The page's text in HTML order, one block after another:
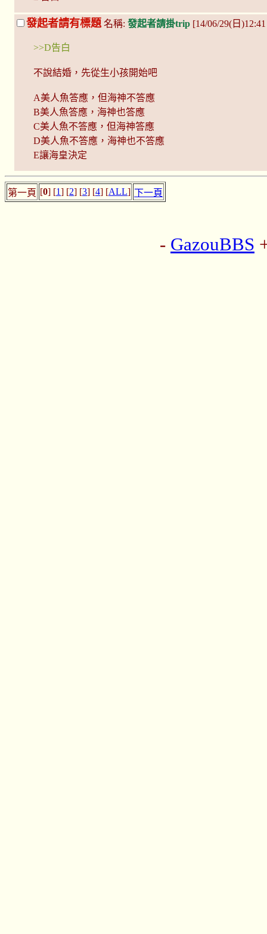
發起者請有標題名稱: 發起者請掛trip [14/06/29(日
>>D告白
不說結婚，先從生小孩開始吧
A美人魚答應，但海神不答應
B美人魚答應，海神也答應
C美人魚不答應，但海神答應
D美人魚不答應，海神也不答應
E讓海皇決定
第一頁 [0] [1] [2] [3] [4] [ALL] 下一頁
- GazouBBS